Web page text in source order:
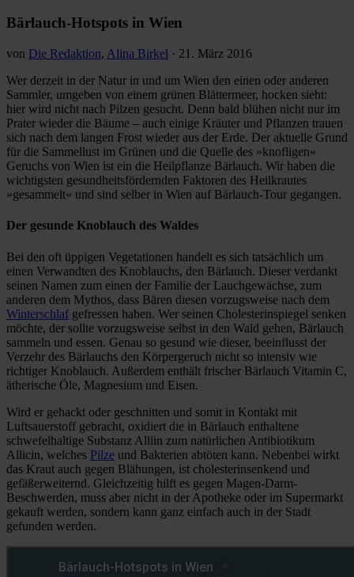
Bärlauch-Hotspots in Wien
von Die Redaktion, Alina Birkel · 21. März 2016
Wer derzeit in der Natur in und um Wien den einen oder anderen
Sammler, umgeben von einem grünen Blättermeer, hocken sieht:
hier wird nicht nach Pilzen gesucht. Denn bald blühen nicht nur im
Prater wieder die Bäume – auch einige Kräuter und Pflanzen trauen
sich nach dem langen Frost wieder aus der Erde. Der aktuelle Grund
für die Sammellust im Grünen und die Quelle des »knofligen«
Geruchs von Wien ist ein die Heilpflanze Bärlauch. Wir haben die
wichtigsten gesundheitsfördernden Faktoren des Heilkrautes
»gesammelt« und sind selber in Wien auf Bärlauch-Tour gegangen.
Der gesunde Knoblauch des Waldes
Bei den oft üppigen Vegetationen handelt es sich tatsächlich um
einen Verwandten des Knoblauchs, den Bärlauch. Dieser verdankt
seinen Namen zum einen der Familie der Lauchgewächse, zum
anderen dem Mythos, dass Bären diesen vorzugsweise nach dem
Winterschlaf gefressen haben. Wer seinen Cholesterinspiegel senken
möchte, der sollte vorzugsweise selbst in den Wald gehen, Bärlauch
sammeln und essen. Genau so gesund wie dieser, beeinflusst der
Verzehr des Bärlauchs den Körpergeruch nicht so intensiv wie
richtiger Knoblauch. Außerdem enthält frischer Bärlauch Vitamin C,
ätherische Öle, Magnesium und Eisen.
Wird er gehackt oder geschnitten und somit in Kontakt mit
Luftsauerstoff gebracht, oxidiert die in Bärlauch enthaltene
schwefelhaltige Substanz Alliin zum natürlichen Antibiotikum
Allicin, welches Pilze und Bakterien abtöten kann. Nebenbei wirkt
das Kraut auch gegen Blähungen, ist cholesterinsenkend und
gefäßerweiternd. Gleichzeitig hilft es gegen Magen-Darm-
Beschwerden, muss aber nicht in der Apotheke oder im Supermarkt
gekauft werden, sondern kann ganz einfach auch in der Stadt
gefunden werden.